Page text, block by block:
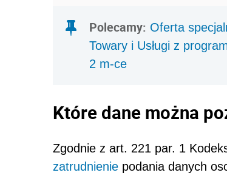
Polecamy: Oferta
Towary i Usługi z
2 m-ce
Które dane można
Zgodnie z art. 221 par. 1
zatrudnienie podania danych